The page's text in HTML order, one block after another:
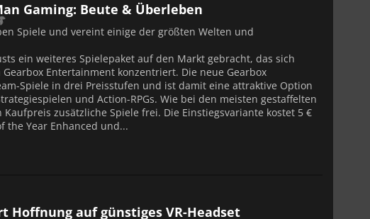
Gaming: Beute & Überleben
Spiele und vereint einige der größten Welten und
ein weiteres Spielepaket auf den Markt gebracht, das sich
Entertainment konzentriert. Die neue Gearbox
Spiele in drei Preisstufen und ist damit eine attraktive Option
und Action-RPGs. Wie bei den meisten gestaffelten
zusätzliche Spiele frei. Die Einstiegsvariante kostet 5 €
the Year Enhanced und...
Hoffnung auf günstiges VR-Headset